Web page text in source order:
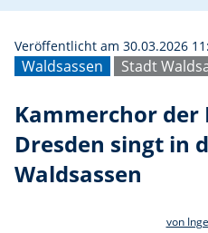
Waldsassen Stadt
Veröffentlicht am 30.03.2026
Kammerchor der
Dresden singt in
Waldsassen
von